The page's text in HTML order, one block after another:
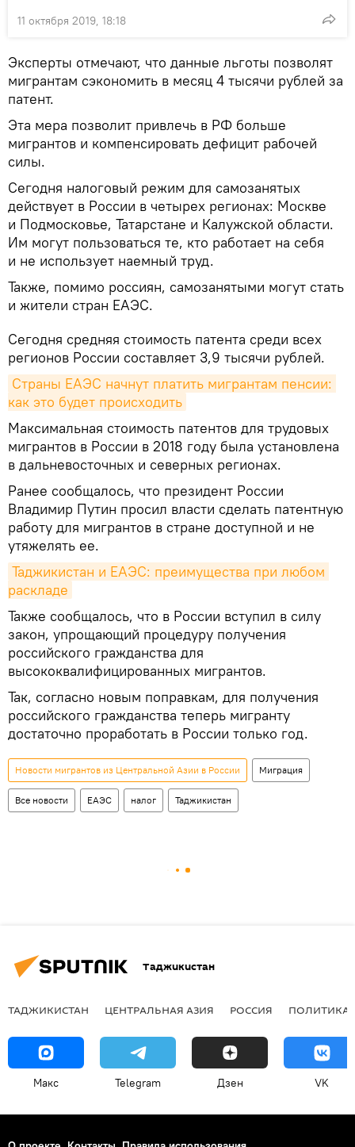
11 октября 2019, 18:18
Эксперты отмечают, что данные льготы позволят
мигрантам сэкономить в месяц 4 тысячи рублей за
патент.
Эта мера позволит привлечь в РФ больше
мигрантов и компенсировать дефицит рабочей
силы.
Сегодня налоговый режим для самозанятых
действует в России в четырех регионах: Москве
и Подмосковье, Татарстане и Калужской области.
Им могут пользоваться те, кто работает на себя
и не использует наемный труд.
Также, помимо россиян, самозанятыми могут стать
и жители стран ЕАЭС.
Сегодня средняя стоимость патента среди всех
регионов России составляет 3,9 тысячи рублей.
Страны ЕАЭС начнут платить мигрантам пенсии:
как это будет происходить
Максимальная стоимость патентов для трудовых
мигрантов в России в 2018 году была установлена
в дальневосточных и северных регионах.
Ранее сообщалось, что президент России
Владимир Путин просил власти сделать патентную
работу для мигрантов в стране доступной и не
утяжелять ее.
Таджикистан и ЕАЭС: преимущества при любом
раскладе
Также сообщалось, что в России вступил в силу
закон, упрощающий процедуру получения
российского гражданства для
высококвалифицированных мигрантов.
Так, согласно новым поправкам, для получения
российского гражданства теперь мигранту
достаточно проработать в России только год.
Новости мигрантов из Центральной Азии в России Миграция
Все новости ЕАЭС налог Таджикистан
Таджикистан
ТАДЖИКИСТАН ЦЕНТРАЛЬНАЯ АЗИЯ РОССИЯ ПОЛИТИКА
Макс Telegram Дзен VK